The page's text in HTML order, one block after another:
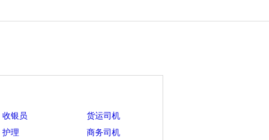
收银员
货运司机
护理
商务司机